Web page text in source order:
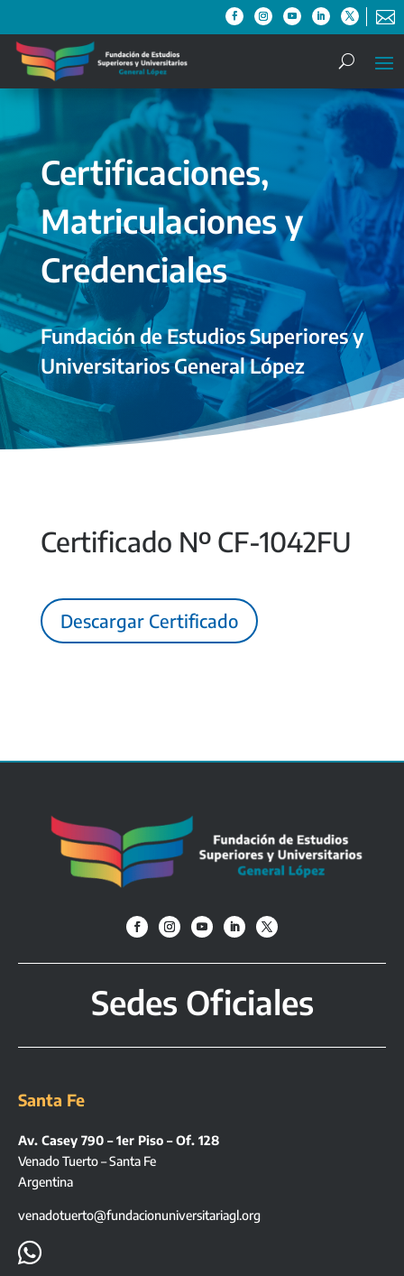

Certificaciones,
Matriculaciones y
Credenciales
Fundación de Estudios Superiores y
Universitarios General López
Certificado Nº CF-1042FU
Descargar Certificado
Sedes Oficiales
Santa Fe
Av. Casey 790 – 1er Piso – Of. 128
Venado Tuerto – Santa Fe
Argentina
venadotuerto@fundacionuniversitariagl.org
